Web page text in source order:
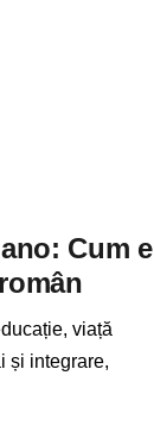
Cum e
viață
și integrare,